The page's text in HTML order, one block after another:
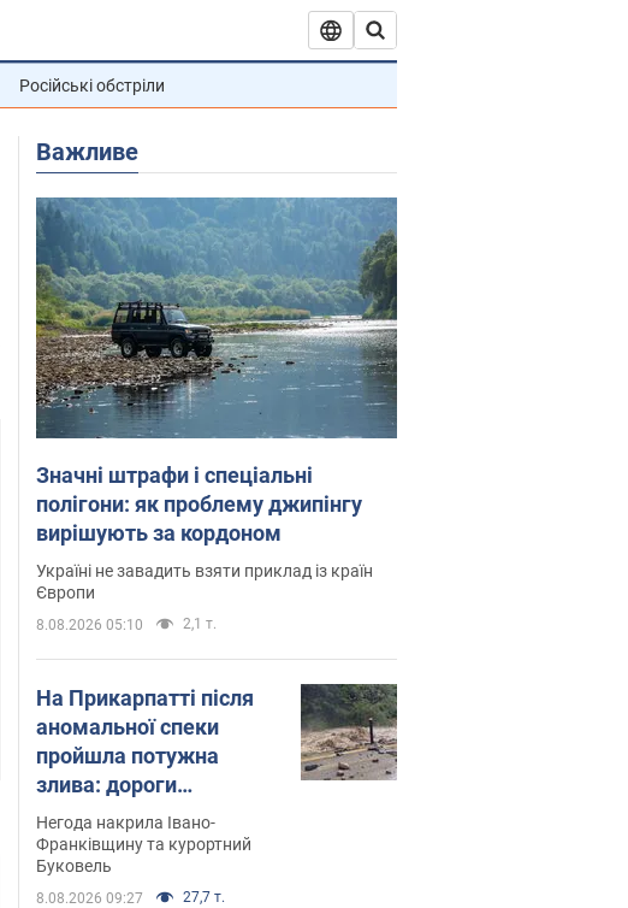
Російські обстріли
Важливе
Значні штрафи і спеціальні
полігони: як проблему джипінгу
вирішують за кордоном
Україні не завадить взяти приклад із країн
Європи
8.08.2026 05:10 2,1 т.
На Прикарпатті після
аномальної спеки
пройшла потужна
злива: дороги
перетворились на
річки. Відео
Негода накрила Івано-
Франківщину та курортний
Буковель
8.08.2026 09:27 27,7 т.